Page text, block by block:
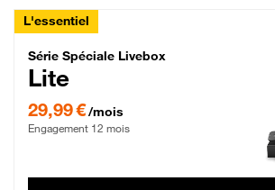
L'essentiel
Série Spéciale Livebox
Série Spéciale Livebox
Lite
29,99 €/mois
Engagement 12 mois